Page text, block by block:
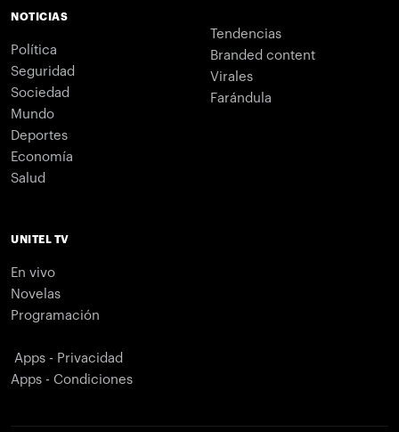
NOTICIAS
Política
Seguridad
Sociedad
Mundo
Deportes
Economía
Salud
Tendencias
Branded content
Virales
Farándula
UNITEL TV
En vivo
Novelas
Programación
Apps - Privacidad
Apps - Condiciones